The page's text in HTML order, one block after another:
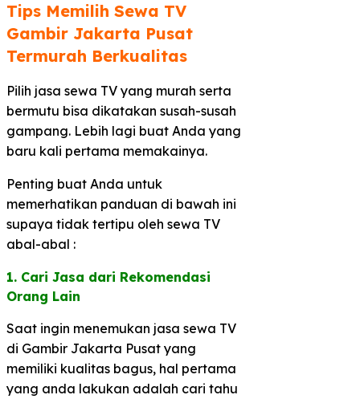
Tips Memilih Sewa TV
Gambir Jakarta Pusat
Termurah Berkualitas​
Pilih jasa sewa TV yang murah serta
bermutu bisa dikatakan susah-susah
gampang. Lebih lagi buat Anda yang
baru kali pertama memakainya.
Penting buat Anda untuk
memerhatikan panduan di bawah ini
supaya tidak tertipu oleh sewa TV
abal-abal :
1. Cari Jasa dari Rekomendasi
Orang Lain​
Saat ingin menemukan jasa sewa TV
di Gambir Jakarta Pusat yang
memiliki kualitas bagus, hal pertama
yang anda lakukan adalah cari tahu